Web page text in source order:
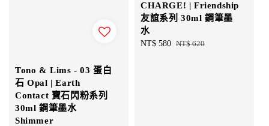
Tono & Lims - 03 蛋白
石 Opal | Earth
Contact 寶石閃粉系列
30ml 鋼筆墨水
Shimmer
CHARGE! | Friendship
友誼系列 30ml 鋼筆墨
水
Sale
NT$ 580 Regular
NT$ 620